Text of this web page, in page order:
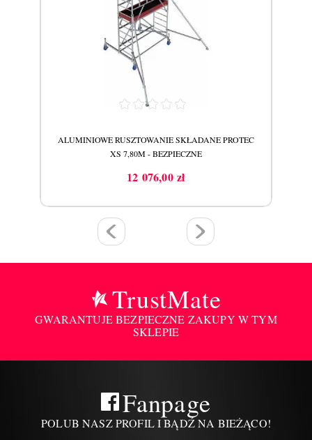
ALUMINIOWE RUSZTOWANIE SKŁADANE PROTEC
XS 7,80M - BEZPIECZNE
Cena
12 076,00 zł
TrustMate
GWARANTUJE BEZPIECZNE ZAKUPY W TYM
SKLEPIE
Fanpage
POLUB NASZ PROFIL I BĄDŹ NA BIEŻĄCO!